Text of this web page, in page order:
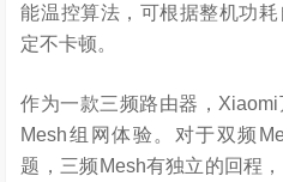
能温控算法，可根据整机功
定不卡顿。
作为一款三频路由器，
Mesh组网体验。对于双频
题，三频Mesh有独立的回程